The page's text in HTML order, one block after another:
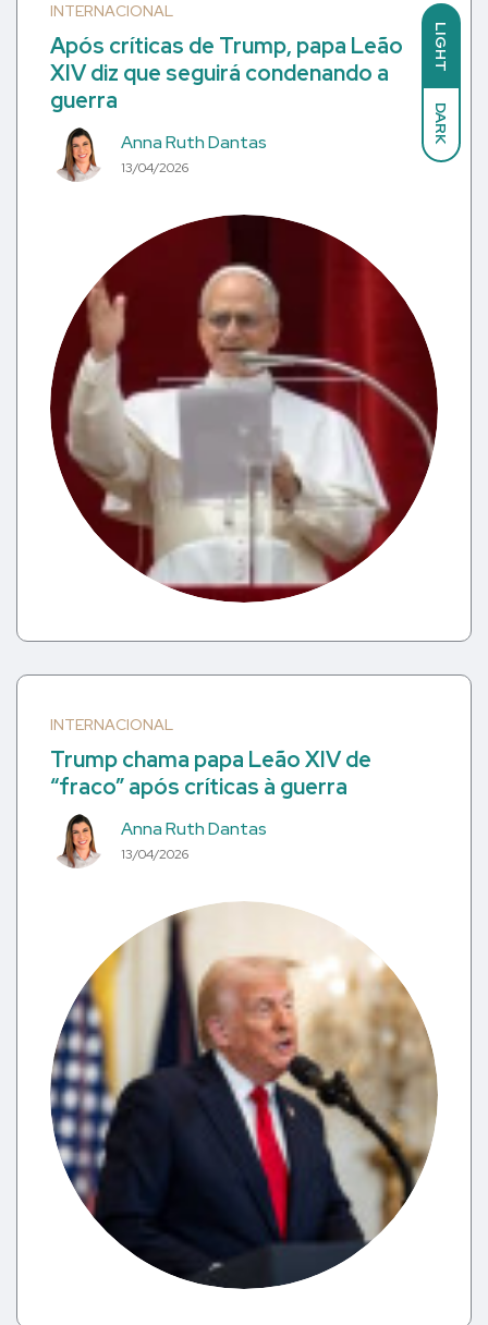
LIGHT
DARK
INTERNACIONAL
Após críticas de Trump, papa Leão
XIV diz que seguirá condenando a
guerra
Anna Ruth Dantas
13/04/2026
INTERNACIONAL
Trump chama papa Leão XIV de
“fraco” após críticas à guerra
Anna Ruth Dantas
13/04/2026